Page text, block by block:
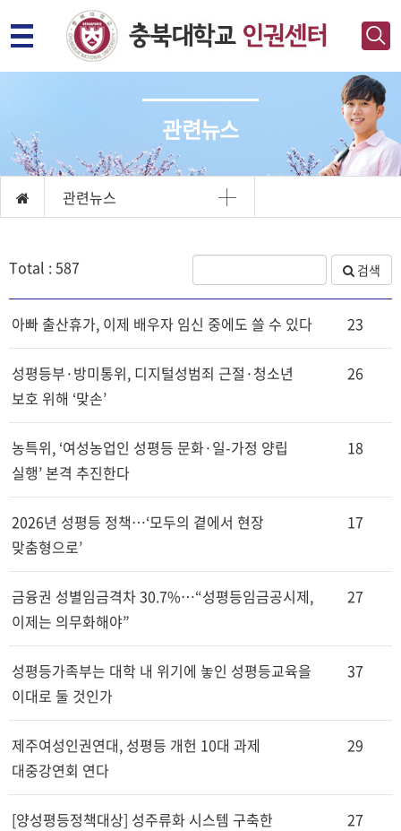
관련뉴스
관련뉴스
Total : 587 검색
아빠 출산휴가, 이제 배우자 임신 중에도 쓸 수 있다 23
성평등부·방미통위, 디지털성범죄 근절·청소년
보호 위해 ‘맞손’
26
농특위, ‘여성농업인 성평등 문화·일-가정 양립
실행’ 본격 추진한다
18
2026년 성평등 정책…‘모두의 곁에서 현장
맞춤형으로’
17
금융권 성별임금격차 30.7%…“성평등임금공시제,
이제는 의무화해야”
27
성평등가족부는 대학 내 위기에 놓인 성평등교육을
이대로 둘 것인가
37
제주여성인권연대, 성평등 개헌 10대 과제
대중강연회 연다
29
[양성평등정책대상] 성주류화 시스템 구축한
27